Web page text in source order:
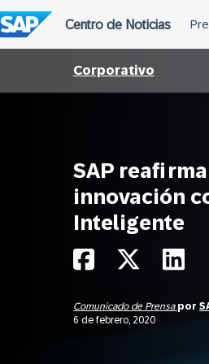
al
contenido
Corporativo
SAP
innovación
Inteligente
Comunicado de Prensa por
6 de febrero, 2020